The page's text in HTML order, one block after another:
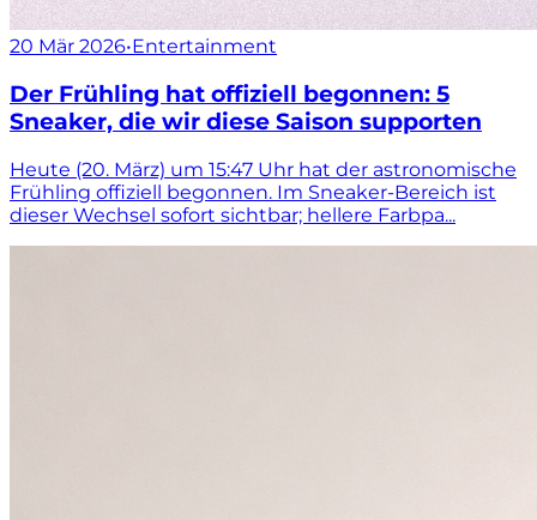
20 Mär 2026•Entertainment
Der Frühling hat offiziell begonnen: 5
Sneaker, die wir diese Saison supporten
Heute (20. März) um 15:47 Uhr hat der astronomische
Frühling offiziell begonnen. Im Sneaker-Bereich ist
dieser Wechsel sofort sichtbar; hellere Farbpa...